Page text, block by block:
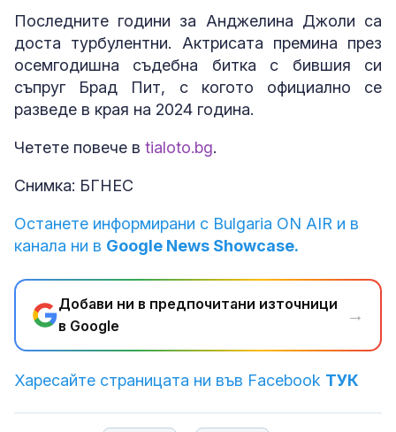
Последните години за Анджелина Джоли са
доста турбулентни. Актрисата премина през
осемгодишна съдебна битка с бившия си
съпруг Брад Пит, с когото официално се
разведе в края на 2024 година.
Четете повече в tialoto.bg.
Снимка: БГНЕС
Останете информирани с Bulgaria ON AIR и в
канала ни в Google News Showcase.
Добави ни в предпочитани източници
в Google
→
Харесайте страницата ни във Facebook ТУК